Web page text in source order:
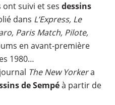
ont suivi et ses dessins
dans L’Express, Le
Paris Match, Pilote,
en avant-première
1980…
The New Yorkera
de Sempéà partir de